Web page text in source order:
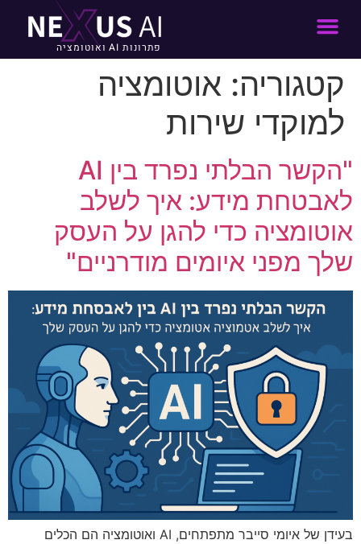
פתרונות AI ואוטומציה
קטגוריה: אוטומציה
למוקדי שירות
"הקשר הבלתי נפרד בין AI
לאבטחת מידע: איך לשלב
אוטומציה כדי להגן על העסק
שלך מפני איומים מודרניים"
בעידן של איומי סייבר מתפתחים, AI ואוטומציה הם הכלים